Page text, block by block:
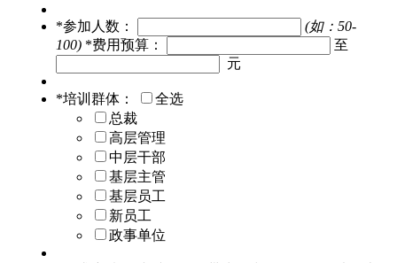
*参加人数：
(如：50-
100) *费用预算：
至
元
*培训群体：
全选
总裁
高层管理
中层干部
基层主管
基层员工
新员工
政事单位